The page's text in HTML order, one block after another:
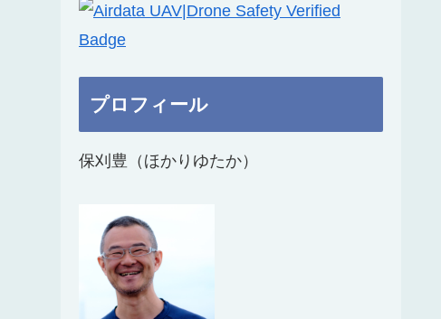
プロフィール
保刈豊（ほかりゆたか）